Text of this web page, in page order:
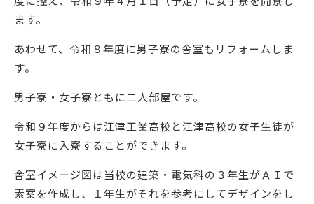
ます。
あわせて、令和８年度に男子寮の舎室もリフォームしま
す。
男子寮・女子寮ともに二人部屋です。
令和９年度からは江津工業高校と江津高校の女子生徒が
女子寮に入寮することができます。
舎室イメージ図は当校の建築・電気科の３年生がＡＩで
素案を作成し、１年生がそれを参考にしてデザインをし